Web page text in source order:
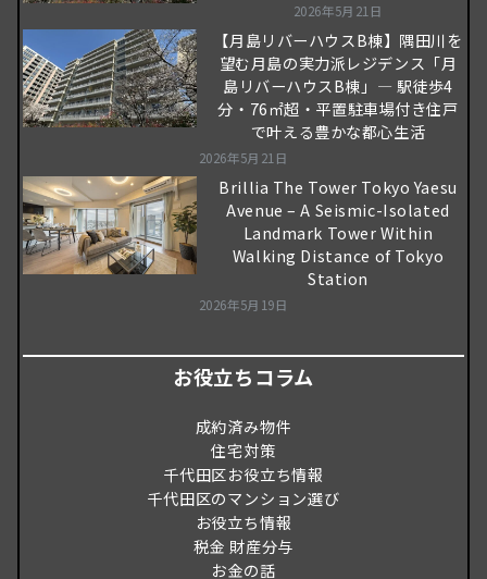
2026年5月21日
【月島リバーハウスB棟】隅田川を
望む月島の実力派レジデンス「月
島リバーハウスB棟」― 駅徒歩4
分・76㎡超・平置駐車場付き住戸
で叶える豊かな都心生活
2026年5月21日
Brillia The Tower Tokyo Yaesu
Avenue – A Seismic-Isolated
Landmark Tower Within
Walking Distance of Tokyo
Station
2026年5月19日
お役立ちコラム
成約済み物件
住宅対策
千代田区お役立ち情報
千代田区のマンション選び
お役立ち情報
税金 財産分与
お金の話